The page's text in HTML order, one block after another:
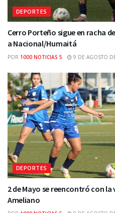
DEPORTES
Cerro Porteño sigue en racha
a Nacional/Humaitá
POR 1000 NOTICIAS 5 9 DE AGOSTO
DEPORTES
2 de Mayo se reencontró con
Ameliano